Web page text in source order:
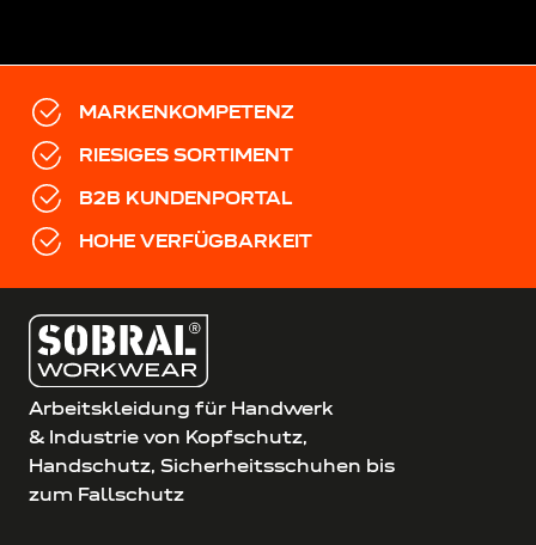
MARKENKOMPETENZ
RIESIGES SORTIMENT
B2B KUNDENPORTAL
HOHE VERFÜGBARKEIT
Arbeitskleidung für Handwerk
& Industrie von Kopfschutz,
Handschutz, Sicherheitsschuhen bis
zum Fallschutz